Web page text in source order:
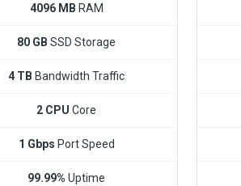
4096 MB RAM
80 GB SSD Storage
4 TB Bandwidth Traffic
2 CPU Core
1 Gbps Port Speed
99.99% Uptime